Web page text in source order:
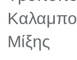
Μίξης